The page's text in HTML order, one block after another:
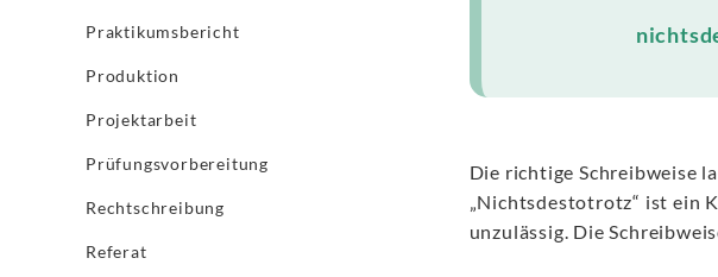
Praktikumsbericht
Produktion
Projektarbeit
Prüfungsvorbereitung
Rechtschreibung
Referat
Die richtige Schreibweise
„Nichtsdestotrotz“ ist ein
unzulässig. Die